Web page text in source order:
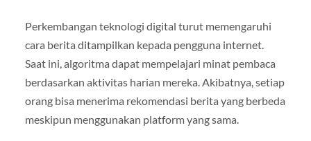
Perkembangan teknologi digital turut memengaruhi
cara berita ditampilkan kepada pengguna internet.
Saat ini, algoritma dapat mempelajari minat pembaca
berdasarkan aktivitas harian mereka. Akibatnya, setiap
orang bisa menerima rekomendasi berita yang berbeda
meskipun menggunakan platform yang sama.